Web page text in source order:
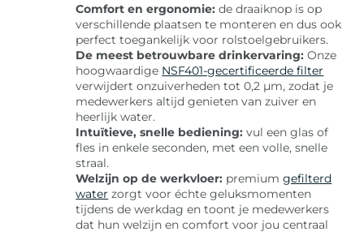
Comfort en ergonomie: de draaiknop is op
verschillende plaatsen te monteren en dus ook
perfect toegankelijk voor rolstoelgebruikers.
De meest betrouwbare drinkervaring:Onze
hoogwaardige NSF401-gecertificeerde filter
verwijdert onzuiverheden tot 0,2 μm, zodat je
medewerkers altijd genieten van zuiver en
heerlijk water.
Intuïtieve, snelle bediening: vul een glas of
fles in enkele seconden, met een volle, snelle
straal.
Welzijn op de werkvloer: premiumgefilterd
water zorgt voor échte geluksmomenten
tijdens de werkdag en toont je medewerkers
dat hun welzijn en comfort voor jou centraal